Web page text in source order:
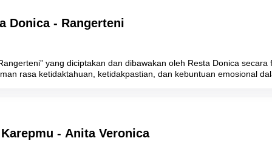
Donica - Rangerteni
yang diciptakan dan dibawakan oleh Resta Donica secara
rasa ketidaktahuan, ketidakpastian, dan kebuntuan emosional
- Anita Veronica